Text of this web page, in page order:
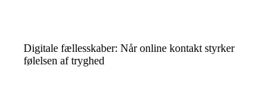
Digitale fællesskaber: Når online kontakt styrker
følelsen af tryghed